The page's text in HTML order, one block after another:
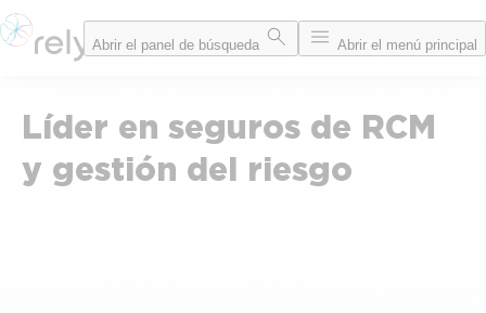
Saltar
al
Abrir el panel de búsqueda Abrir el menú principal
Líder en seguros de RCM
y gestión del riesgo